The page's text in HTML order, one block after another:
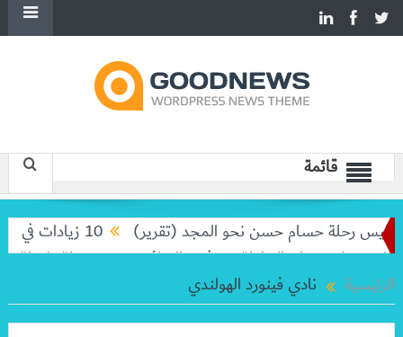
قائمة
رحلة حسام حسن نحو المجد (تقرير)
10 زيادات في 10 سنوات.. هل حان الوقت لرفع دعم البنزين نهائيا؟
تودعان البطولة من ثمن النهائي
بعد رحلة طويلة..
الرئيسية
نادي فينورد الهولندي